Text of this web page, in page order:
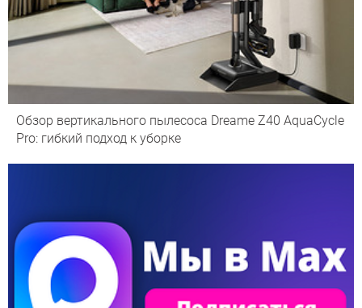
Обзор вертикального пылесоса Dreame Z40 AquaCycle
Pro: гибкий подход к уборке